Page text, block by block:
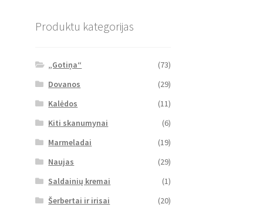
Produktu kategorijas
„Gotiņa“
(73)
Dovanos
(29)
Kalėdos
(11)
Kiti skanumynai
(6)
Marmeladai
(19)
Naujas
(29)
Saldainių kremai
(1)
Šerbertai ir irisai
(20)